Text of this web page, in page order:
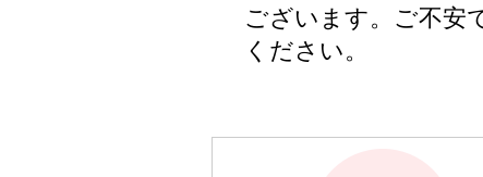
ございます。ご不安
ください。